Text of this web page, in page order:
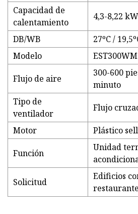
Capacidad de
calentamiento
4,3-8,22 kW
DB/WB
27ºC /
Modelo
Flujo de aire
300-600
minuto
Tipo de
ventilador
Flujo
Motor Plástico
Función
Unidad
Solicitud
Edificios